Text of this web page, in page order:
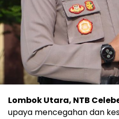
Lombok Utara, NTB
upaya mencegahan dan